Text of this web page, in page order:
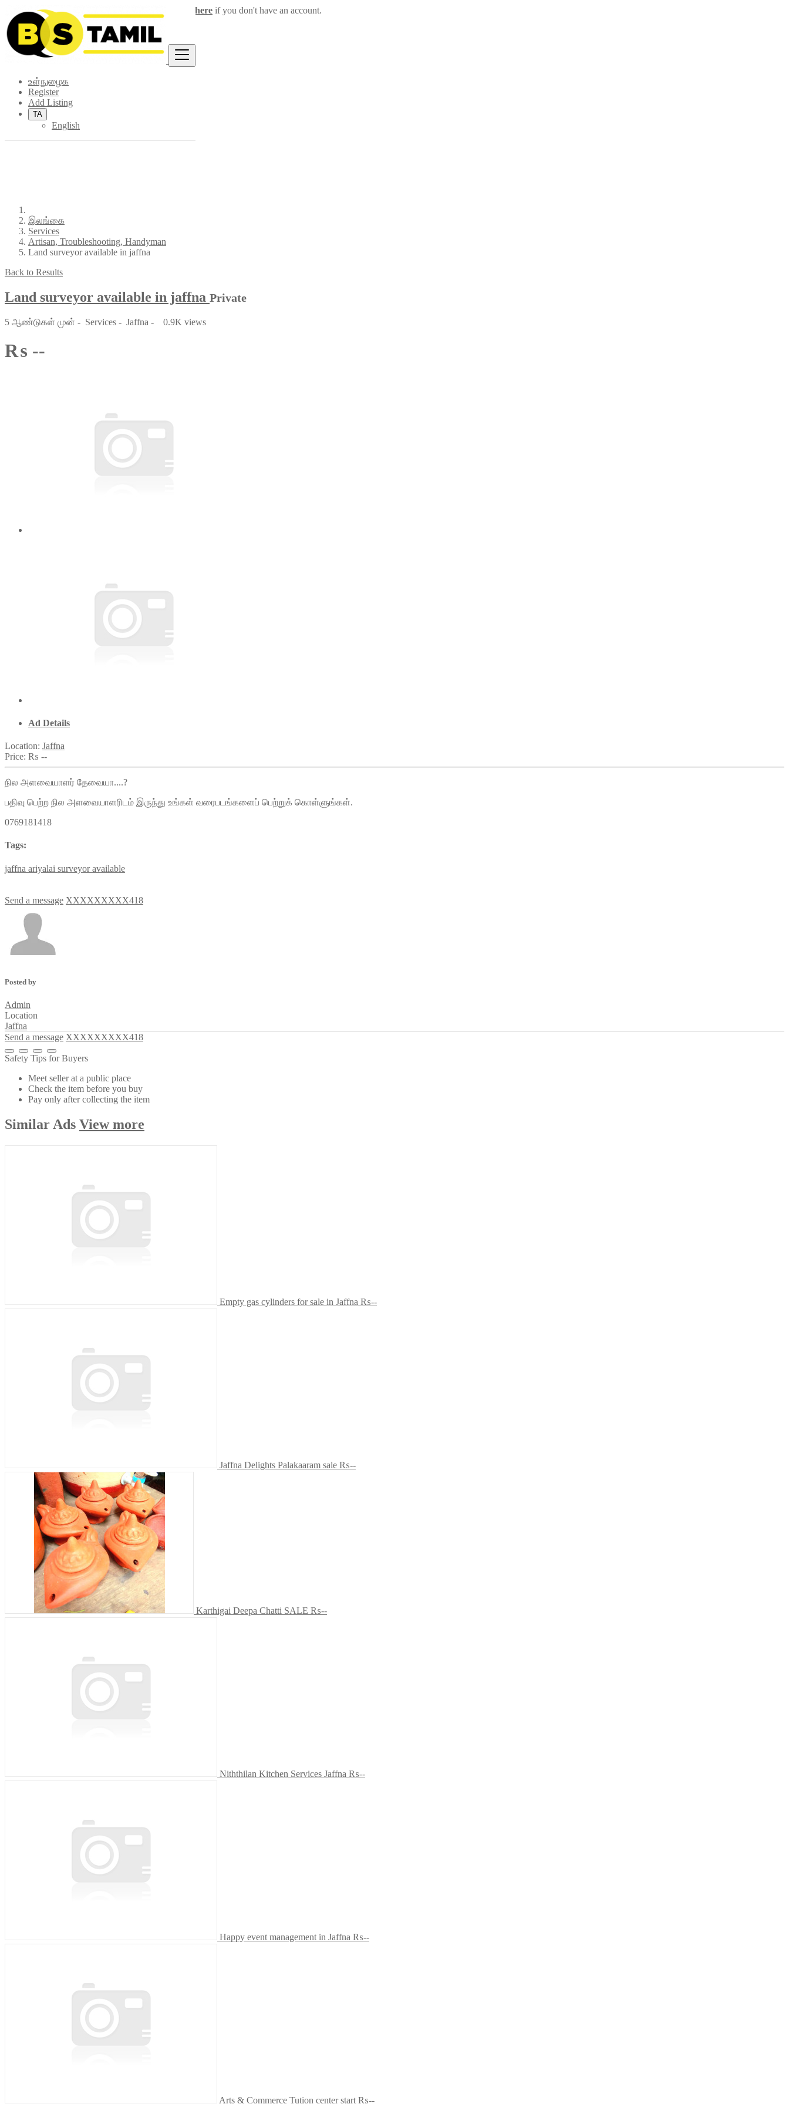
உள்நுழைக
Register
Add Listing
TA
English
Loginfor faster access to the best deals. Click here if you don't have an account.
இலங்கை
Services
Artisan, Troubleshooting, Handyman
Land surveyor available in jaffna
Back to Results
Land surveyor available in jaffna Private
5 ஆண்டுகள் முன் - Services - Jaffna - 0.9K views
₨ --
Ad Details
Location: Jaffna
Price: ₨ --
நில அளவையாளர் தேவையா....?
பதிவு பெற்ற நில அளவையாளரிடம் இருந்து உங்கள் வரைபடங்களைப் பெற்றுக் கொள்ளுங்கள்.
0769181418
Tags:
jaffna ariyalai surveyoravailable
Send a message XXXXXXXXX418
Posted by
Admin
Location
Jaffna
Send a message XXXXXXXXX418
Safety Tips for Buyers
Meet seller at a public place
Check the item before you buy
Pay only after collecting the item
Similar Ads View more
Empty gas cylinders for sale in Jaffna ₨--
Jaffna Delights Palakaaram sale ₨--
Karthigai Deepa Chatti SALE ₨--
Niththilan Kitchen Services Jaffna ₨--
Happy event management in Jaffna ₨--
Arts & Commerce Tution center start ₨--